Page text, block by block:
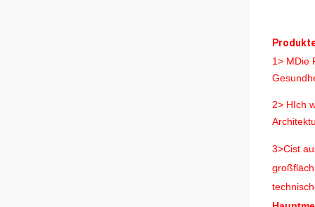
1> MDie
2> HIch
3>Cist